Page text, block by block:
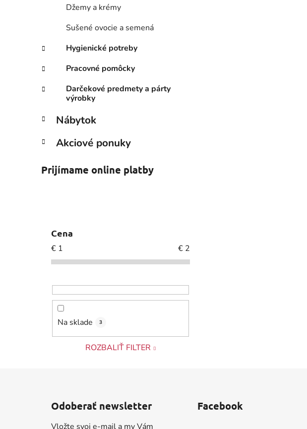
Džemy a krémy
Sušené ovocie a semená
Hygienické potreby
Pracovné pomôcky
Darčekové predmety a párty
výrobky
Nábytok
Akciové ponuky
Prijímame online platby
Cena
€ 1 € 2
Na sklade 3
ROZBALIŤ FILTER
Odoberať newsletter
Vložte svoj e-mail a my Vám
Facebook